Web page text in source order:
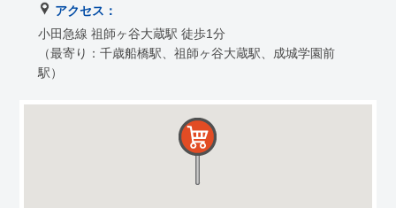
アクセス：
小田急線 祖師ヶ谷大蔵駅 徒歩1分
（最寄り：千歳船橋駅、祖師ヶ谷大蔵駅、成城学園前
駅）